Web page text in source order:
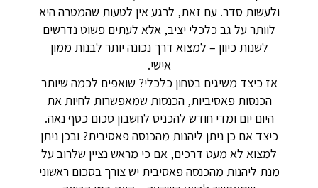
ולעשות סדר. עם זאת, לרגע אין לטעות שהמטרה היא
לוותר על גב כלכלי יציב, אלא לעתים פשוט נדרשים
לשנות כיוון – למצוא דרך נכונה יותר לבנות ממון
אישי.
אז כיצד משיגים בטחון כלכלי? שואפים לכמה שיותר
הכנסות פאסיביות, הכנסות שמאפשרות לחיות את
היום יום ומדי חודש להכניס לחשבון סכום כסף נאה.
כיצד אם כן ניתן ליהנות מהכנסה פאסיבית? ובכן ניתן
למצוא לא מעט דרכים, אם כי מראש נציין שלרוב על
מנת ליהנות מהכנסה פאסיבית יש צורך בסכום ראשוני